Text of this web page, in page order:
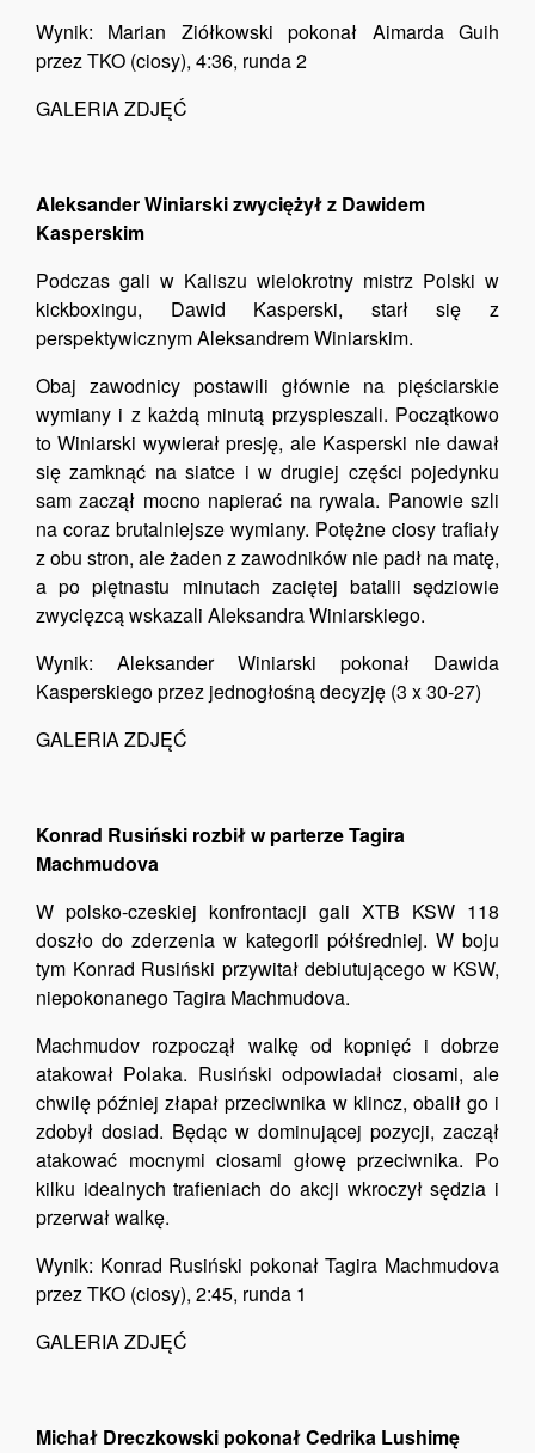
Wynik: Marian Ziółkowski pokonał Aimarda Guih
przez TKO (ciosy), 4:36, runda 2
GALERIA ZDJĘĆ
Aleksander Winiarski zwyciężył z Dawidem
Kasperskim
Podczas gali w Kaliszu wielokrotny mistrz Polski w
kickboxingu, Dawid Kasperski, starł się z
perspektywicznym Aleksandrem Winiarskim.
Obaj zawodnicy postawili głównie na pięściarskie
wymiany i z każdą minutą przyspieszali. Początkowo
to Winiarski wywierał presję, ale Kasperski nie dawał
się zamknąć na siatce i w drugiej części pojedynku
sam zaczął mocno napierać na rywala. Panowie szli
na coraz brutalniejsze wymiany. Potężne ciosy trafiały
z obu stron, ale żaden z zawodników nie padł na matę,
a po piętnastu minutach zaciętej batalii sędziowie
zwycięzcą wskazali Aleksandra Winiarskiego.
Wynik: Aleksander Winiarski pokonał Dawida
Kasperskiego przez jednogłośną decyzję (3 x 30-27)
GALERIA ZDJĘĆ
Konrad Rusiński rozbił w parterze Tagira
Machmudova
W polsko-czeskiej konfrontacji gali XTB KSW 118
doszło do zderzenia w kategorii półśredniej. W boju
tym Konrad Rusiński przywitał debiutującego w KSW,
niepokonanego Tagira Machmudova.
Machmudov rozpoczął walkę od kopnięć i dobrze
atakował Polaka. Rusiński odpowiadał ciosami, ale
chwilę później złapał przeciwnika w klincz, obalił go i
zdobył dosiad. Będąc w dominującej pozycji, zaczął
atakować mocnymi ciosami głowę przeciwnika. Po
kilku idealnych trafieniach do akcji wkroczył sędzia i
przerwał walkę.
Wynik: Konrad Rusiński pokonał Tagira Machmudova
przez TKO (ciosy), 2:45, runda 1
GALERIA ZDJĘĆ
Michał Dreczkowski pokonał Cedrika Lushimę